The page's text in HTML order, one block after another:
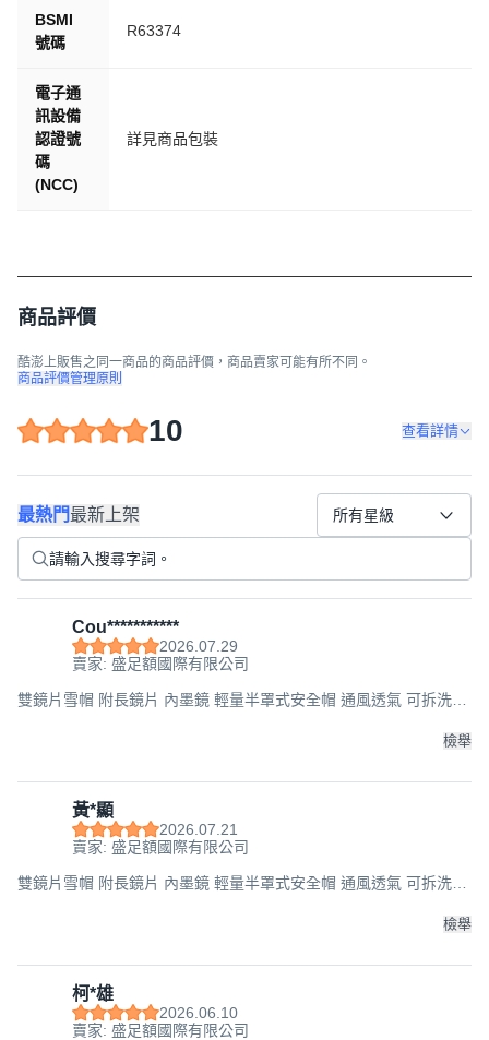
BSMI
號碼
R63374
電子通
訊設備
認證號
碼
(NCC)
詳見商品包裝
商品評價
酷澎上販售之同一商品的商品評價，商品賣家可能有所不同。
商品評價管理原則
10 查看詳情
最熱門最新上架 所有星級
Cou***********
2026.07.29
賣家: 盛足額國際有限公司
雙鏡片雪帽 附長鏡片 內墨鏡 輕量半罩式安全帽 通風透氣 可拆洗內
檢舉
黃*顯
2026.07.21
賣家: 盛足額國際有限公司
雙鏡片雪帽 附長鏡片 內墨鏡 輕量半罩式安全帽 通風透氣 可拆洗內
檢舉
柯*雄
2026.06.10
賣家: 盛足額國際有限公司